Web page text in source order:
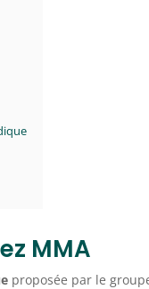
MMA
proposée par le